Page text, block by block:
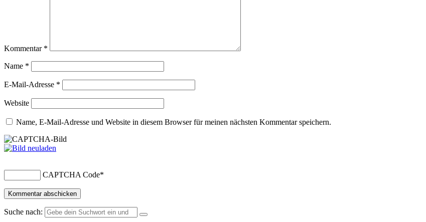
Kommentar *
Name *
E-Mail-Adresse *
Website
Name, E-Mail-Adresse und Website in diesem Browser für meinen nächsten Kommentar speichern.
CAPTCHA Code*
Suche nach: